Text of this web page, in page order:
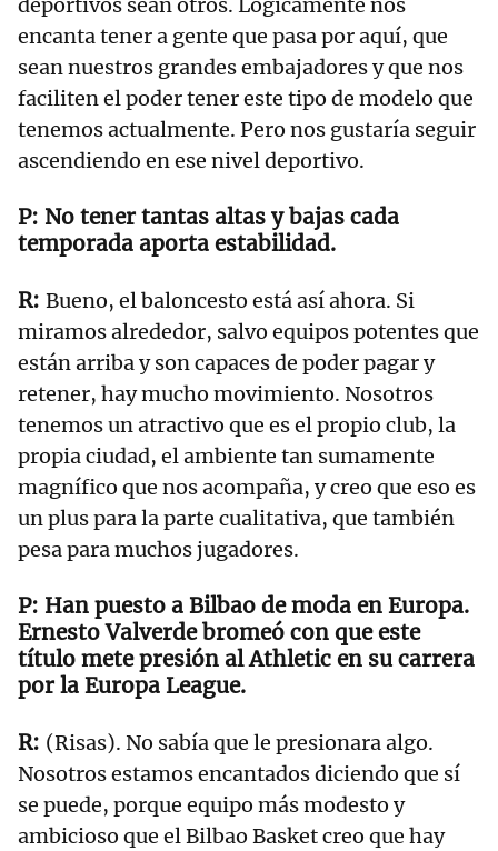
deportivos sean otros. Lógicamente nos
encanta tener a gente que pasa por aquí, que
sean nuestros grandes embajadores y que nos
faciliten el poder tener este tipo de modelo que
tenemos actualmente. Pero nos gustaría seguir
ascendiendo en ese nivel deportivo.
No tener tantas altas y bajas cada
temporada aporta estabilidad.
Bueno, el baloncesto está así ahora. Si
miramos alrededor, salvo equipos potentes que
están arriba y son capaces de poder pagar y
retener, hay mucho movimiento. Nosotros
tenemos un atractivo que es el propio club, la
propia ciudad, el ambiente tan sumamente
magnífico que nos acompaña, y creo que eso es
un plus para la parte cualitativa, que también
pesa para muchos jugadores.
Han puesto a Bilbao de moda en Europa.
Ernesto Valverde bromeó con que este
título mete presión al Athletic en su carrera
por la Europa League.
(Risas). No sabía que le presionara algo.
Nosotros estamos encantados diciendo que sí
se puede, porque equipo más modesto y
ambicioso que el Bilbao Basket creo que hay